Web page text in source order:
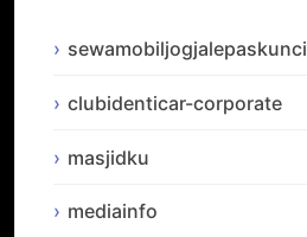
sewamobiljogjalepaskunci
clubidenticar-corporate
masjidku
mediainfo